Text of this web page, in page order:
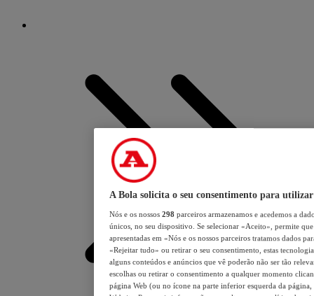
A Bola solicita o seu consentimento para utilizar
Nós e os nossos 298 parceiros armazenamos e acedemos a
únicos, no seu dispositivo. Se selecionar «Aceito», permite
apresentadas em «Nós e os nossos parceiros tratamos dados
«Rejeitar tudo» ou retirar o seu consentimento, estas
alguns conteúdos e anúncios que vê poderão não ser tão
escolhas ou retirar o consentimento a qualquer momento
página Web (ou no ícone na parte inferior esquerda da página,